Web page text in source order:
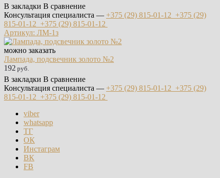
В закладки В сравнение
Консультация специалиста — +375 (29) 815-01-12 +375 (29)
815-01-12 +375 (29) 815-01-12
Артикул: ЛМ-1з
можно заказать
Лампада, подсвечник золото №2
192 руб.
В закладки В сравнение
Консультация специалиста — +375 (29) 815-01-12 +375 (29)
815-01-12 +375 (29) 815-01-12
viber
whatsapp
ТГ
ОК
Инстаграм
ВК
FB